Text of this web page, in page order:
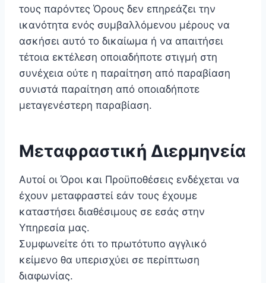
τους παρόντες Όρους δεν επηρεάζει την
ικανότητα ενός συμβαλλόμενου μέρους να
ασκήσει αυτό το δικαίωμα ή να απαιτήσει
τέτοια εκτέλεση οποιαδήποτε στιγμή στη
συνέχεια ούτε η παραίτηση από παραβίαση
συνιστά παραίτηση από οποιαδήποτε
μεταγενέστερη παραβίαση.
Μεταφραστική Διερμηνεία
Αυτοί οι Όροι και Προϋποθέσεις ενδέχεται να
έχουν μεταφραστεί εάν τους έχουμε
καταστήσει διαθέσιμους σε εσάς στην
Υπηρεσία μας.
Συμφωνείτε ότι το πρωτότυπο αγγλικό
κείμενο θα υπερισχύει σε περίπτωση
διαφωνίας.